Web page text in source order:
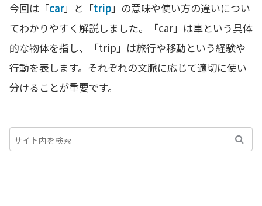
今回は「car」と「trip」の意味や使い方の違いについ
てわかりやすく解説しました。「car」は車という具体
的な物体を指し、「trip」は旅行や移動という経験や
行動を表します。それぞれの文脈に応じて適切に使い
分けることが重要です。